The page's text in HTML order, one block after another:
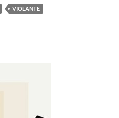
VIOLANTE